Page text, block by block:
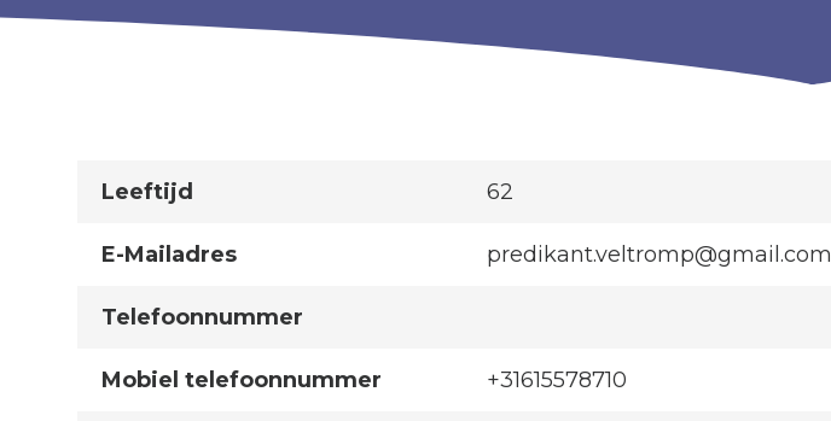
Leeftijd 62
E-Mailadres predikant.veltromp@gmail.com
Telefoonnummer
Mobiel telefoonnummer +31615578710